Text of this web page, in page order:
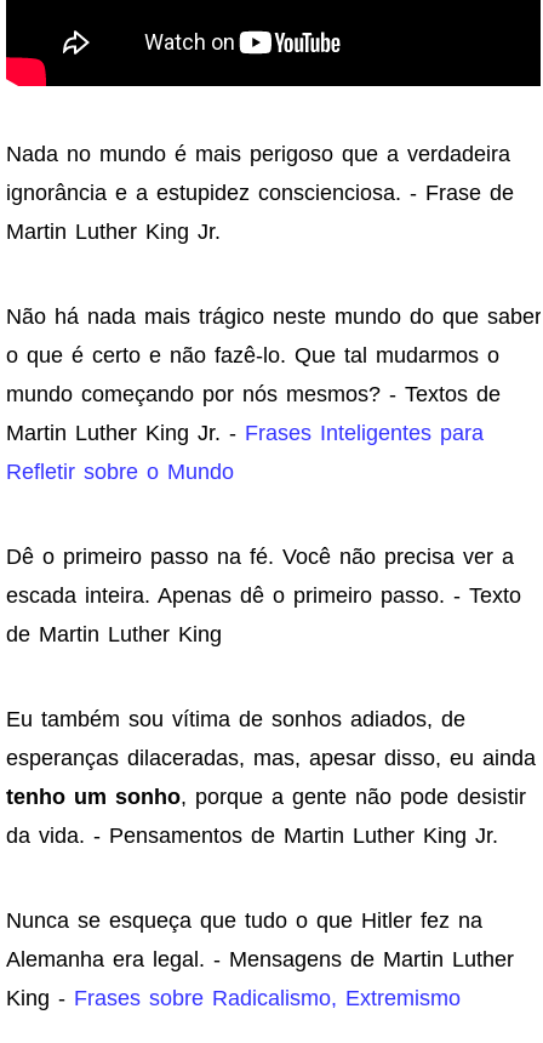
Nada no mundo é mais perigoso que a verdadeira
ignorância e a estupidez conscienciosa. - Frase de
Martin Luther King Jr.
Não há nada mais trágico neste mundo do que saber
o que é certo e não fazê-lo. Que tal mudarmos o
mundo começando por nós mesmos? - Textos de
Martin Luther King Jr. - Frases Inteligentes para
Refletir sobre o Mundo
Dê o primeiro passo na fé. Você não precisa ver a
escada inteira. Apenas dê o primeiro passo. - Texto
de Martin Luther King
Eu também sou vítima de sonhos adiados, de
esperanças dilaceradas, mas, apesar disso, eu ainda
tenho um sonho, porque a gente não pode desistir
da vida. - Pensamentos de Martin Luther King Jr.
Nunca se esqueça que tudo o que Hitler fez na
Alemanha era legal. - Mensagens de Martin Luther
King - Frases sobre Radicalismo, Extremismo